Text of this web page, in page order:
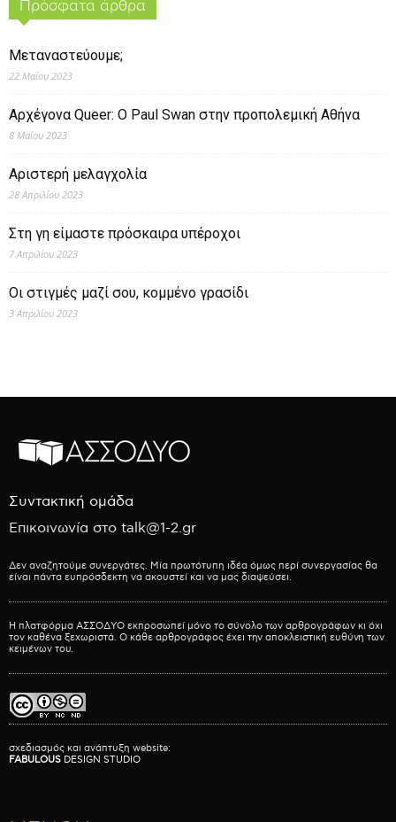
Πρόσφατα άρθρα
Μεταναστεύουμε;
22 Μαΐου 2023
Αρχέγονα Queer: O Paul Swan στην προπολεμική Αθήνα
8 Μαΐου 2023
Αριστερή μελαγχολία
28 Απριλίου 2023
Στη γη είμαστε πρόσκαιρα υπέροχοι
7 Απριλίου 2023
Οι στιγμές μαζί σου, κομμένο γρασίδι
3 Απριλίου 2023
Συντακτική ομάδα
Επικοινωνία στο talk@1-2.gr
Δεν αναζητούμε συνεργάτες. Μία πρωτότυπη ιδέα όμως περί συνεργασίας θα
είναι πάντα ευπρόσδεκτη να ακουστεί και να μας διαψεύσει.
Η πλατφόρμα ΑΣΣΟΔΥΟ εκπροσωπεί μόνο το σύνολο των αρθρογράφων κι όχι
τον καθένα ξεχωριστά. Ο κάθε αρθρογράφος έχει την αποκλειστική ευθύνη των
κειμένων του.
σχεδιασμός και ανάπτυξη website:
FABULOUS DESIGN STUDIO